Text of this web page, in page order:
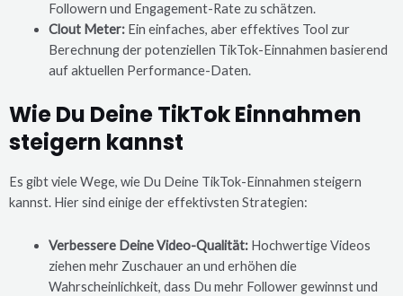
Followern und Engagement-Rate zu schätzen.
Clout Meter:Ein einfaches, aber effektives Tool zur
Berechnung der potenziellen TikTok-Einnahmen basierend
auf aktuellen Performance-Daten.
Wie Du Deine TikTok Einnahmen
steigern kannst
Es gibt viele Wege, wie Du Deine TikTok-Einnahmen steigern
kannst. Hier sind einige der effektivsten Strategien:
Verbessere Deine Video-Qualität:Hochwertige Videos
ziehen mehr Zuschauer an und erhöhen die
Wahrscheinlichkeit, dass Du mehr Follower gewinnst und